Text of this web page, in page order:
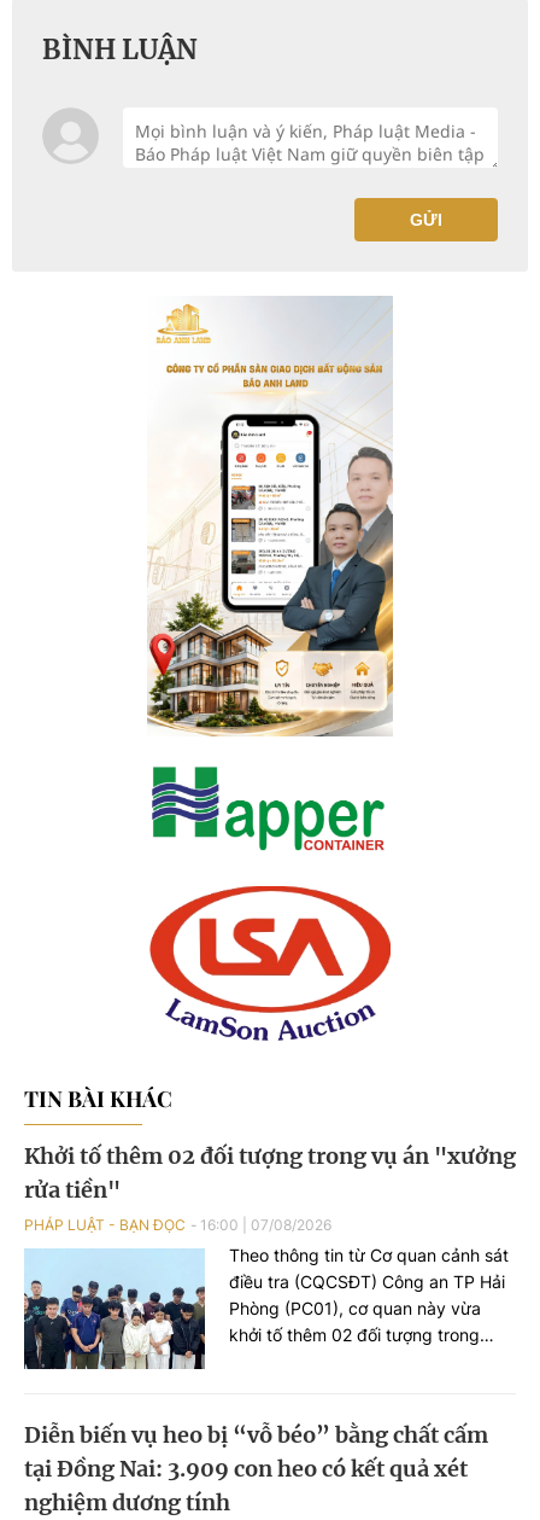
BÌNH LUẬN
GỬI
TIN BÀI KHÁC
Khởi tố thêm 02 đối tượng trong vụ án "xưởng
rửa tiền"
PHÁP LUẬT - BẠN ĐỌC 16:00 07/08/2026
Theo thông tin từ Cơ quan cảnh sát
điều tra (CQCSĐT) Công an TP Hải
Phòng (PC01), cơ quan này vừa
khởi tố thêm 02 đối tượng trong
tỉnh Thanh Hoá và đối tượng Hoàng
Xuân Đức (SN 2003), trú tại phường
Diễn biến vụ heo bị “vỗ béo” bằng chất cấm
tại Đồng Nai: 3.909 con heo có kết quả xét
nghiệm dương tính